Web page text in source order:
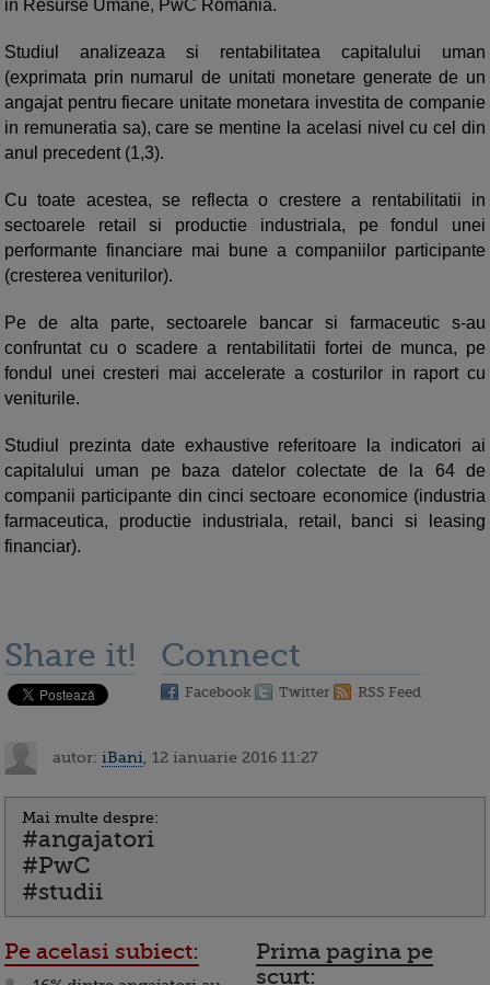
in Resurse Umane, PwC Romania.
Studiul analizeaza si rentabilitatea capitalului uman
(exprimata prin numarul de unitati monetare generate de un
angajat pentru fiecare unitate monetara investita de companie
in remuneratia sa), care se mentine la acelasi nivel cu cel din
anul precedent (1,3).
Cu toate acestea, se reflecta o crestere a rentabilitatii in
sectoarele retail si productie industriala, pe fondul unei
performante financiare mai bune a companiilor participante
(cresterea veniturilor).
Pe de alta parte, sectoarele bancar si farmaceutic s-au
confruntat cu o scadere a rentabilitatii fortei de munca, pe
fondul unei cresteri mai accelerate a costurilor in raport cu
veniturile.
Studiul prezinta date exhaustive referitoare la indicatori ai
capitalului uman pe baza datelor colectate de la 64 de
companii participante din cinci sectoare economice (industria
farmaceutica, productie industriala, retail, banci si leasing
financiar).
Share it! Connect
Facebook Twitter RSS Feed
autor: iBani , 12 ianuarie 2016 11:27
Mai multe despre:
#angajatori
#PwC
#studii
Pe acelasi subiect:
Prima pagina pe
scurt: